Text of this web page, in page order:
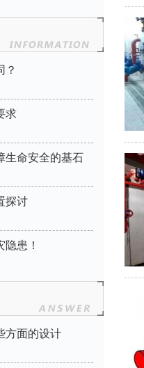
？
求
生命安全的基石
探讨
患！
方面的设计